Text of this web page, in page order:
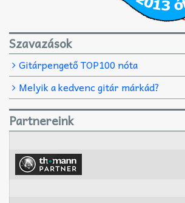
Szavazások
Gitárpengető TOP100 nóta
Melyik a kedvenc gitár márkád?
Partnereink